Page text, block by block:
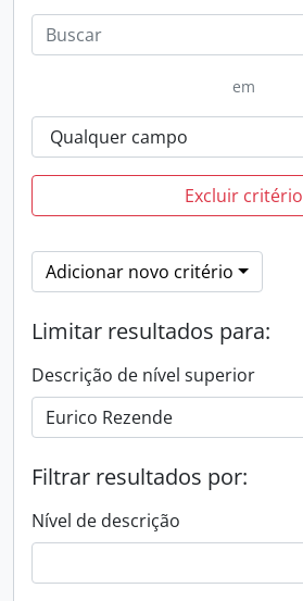
em
Excluir critério
Adicionar novo critério
Limitar resultados para:
Descrição de nível superior
Filtrar resultados por:
Nível de descrição